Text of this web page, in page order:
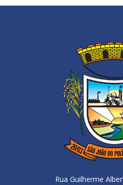
Rua Guilherme